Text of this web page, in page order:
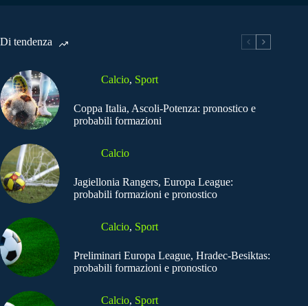
Di tendenza
Calcio, Sport
Coppa Italia, Ascoli-Potenza: pronostico e
probabili formazioni
Calcio
Jagiellonia Rangers, Europa League:
probabili formazioni e pronostico
Calcio, Sport
Preliminari Europa League, Hradec-Besiktas:
probabili formazioni e pronostico
Calcio, Sport